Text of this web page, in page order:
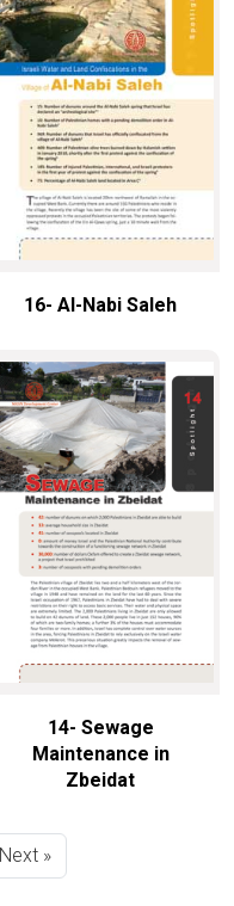
16- Al-Nabi Saleh
14- Sewage
Maintenance in
Zbeidat
Next »